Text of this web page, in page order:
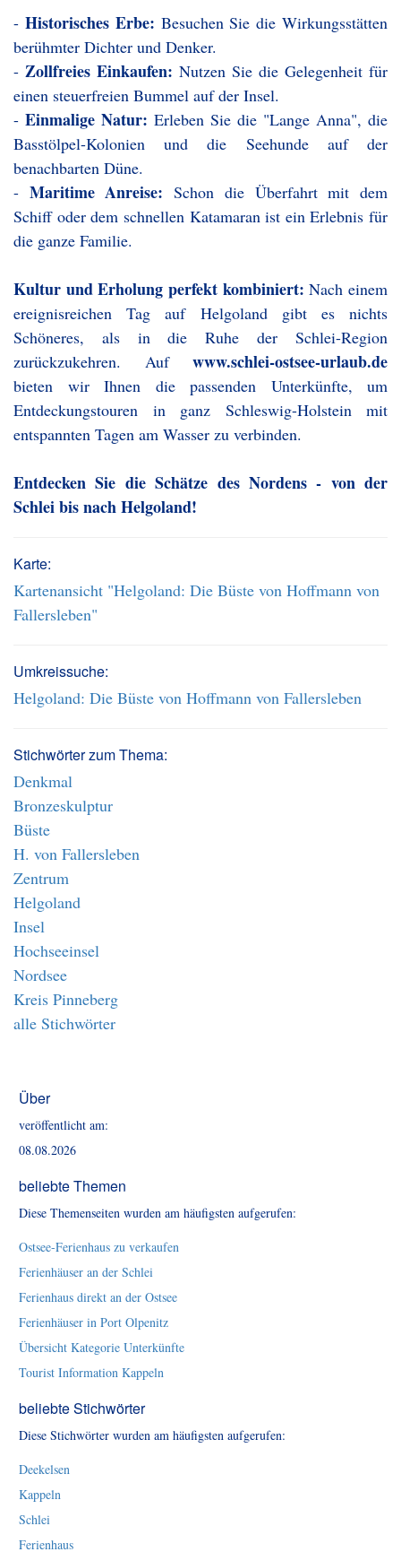
- Historisches Erbe: Besuchen Sie die Wirkungsstätten
berühmter Dichter und Denker.
- Zollfreies Einkaufen: Nutzen Sie die Gelegenheit für
einen steuerfreien Bummel auf der Insel.
- Einmalige Natur: Erleben Sie die "Lange Anna", die
Basstölpel-Kolonien und die Seehunde auf der
benachbarten Düne.
- Maritime Anreise: Schon die Überfahrt mit dem
Schiff oder dem schnellen Katamaran ist ein Erlebnis für
die ganze Familie.
Kultur und Erholung perfekt kombiniert: Nach einem
ereignisreichen Tag auf Helgoland gibt es nichts
Schöneres, als in die Ruhe der Schlei-Region
zurückzukehren. Auf www.schlei-ostsee-urlaub.de
bieten wir Ihnen die passenden Unterkünfte, um
Entdeckungstouren in ganz Schleswig-Holstein mit
entspannten Tagen am Wasser zu verbinden.
Entdecken Sie die Schätze des Nordens - von der
Schlei bis nach Helgoland!
Karte:
Kartenansicht "Helgoland: Die Büste von Hoffmann von
Fallersleben"
Umkreissuche:
Helgoland: Die Büste von Hoffmann von Fallersleben
Stichwörter zum Thema:
Denkmal
Bronzeskulptur
Büste
H. von Fallersleben
Zentrum
Helgoland
Insel
Hochseeinsel
Nordsee
Kreis Pinneberg
alle Stichwörter
Über
veröffentlicht am:
08.08.2026
beliebte Themen
Diese Themenseiten wurden am häufigsten aufgerufen:
Ostsee-Ferienhaus zu verkaufen
Ferienhäuser an der Schlei
Ferienhaus direkt an der Ostsee
Ferienhäuser in Port Olpenitz
Übersicht Kategorie Unterkünfte
Tourist Information Kappeln
beliebte Stichwörter
Diese Stichwörter wurden am häufigsten aufgerufen:
Deekelsen
Kappeln
Schlei
Ferienhaus